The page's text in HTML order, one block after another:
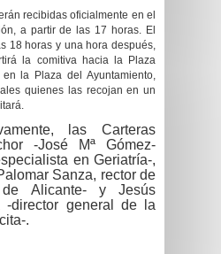
recibidas oficialmente en el
a partir de las 17 horas. El
18 horas y una hora después,
la comitiva hacia la Plaza
la Plaza del Ayuntamiento,
quienes las recojan en un
las Carteras
-José Mª Gómez-
en Geriatría-,
Sanza, rector de
de Alicante- y Jesús
-director general de la
.